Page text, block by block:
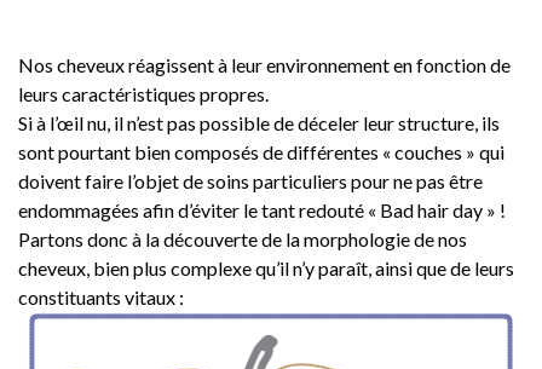
Nos cheveux réagissent à leur environnement en fonction de
leurs caractéristiques propres.
Si à l’œil nu, il n’est pas possible de déceler leur structure, ils
sont pourtant bien composés de différentes « couches » qui
doivent faire l’objet de soins particuliers pour ne pas être
endommagées afin d’éviter le tant redouté « Bad hair day » !
Partons donc à la découverte de la morphologie de nos
cheveux, bien plus complexe qu’il n’y paraît, ainsi que de leurs
constituants vitaux :